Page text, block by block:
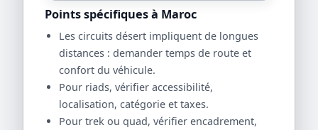
Points spécifiques à Maroc
Les circuits désert impliquent de longues
distances : demander temps de route et
confort du véhicule.
Pour riads, vérifier accessibilité,
localisation, catégorie et taxes.
Pour trek ou quad, vérifier encadrement,